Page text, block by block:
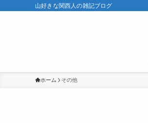
山好きな関西人の雑記ブログ
ホーム その他